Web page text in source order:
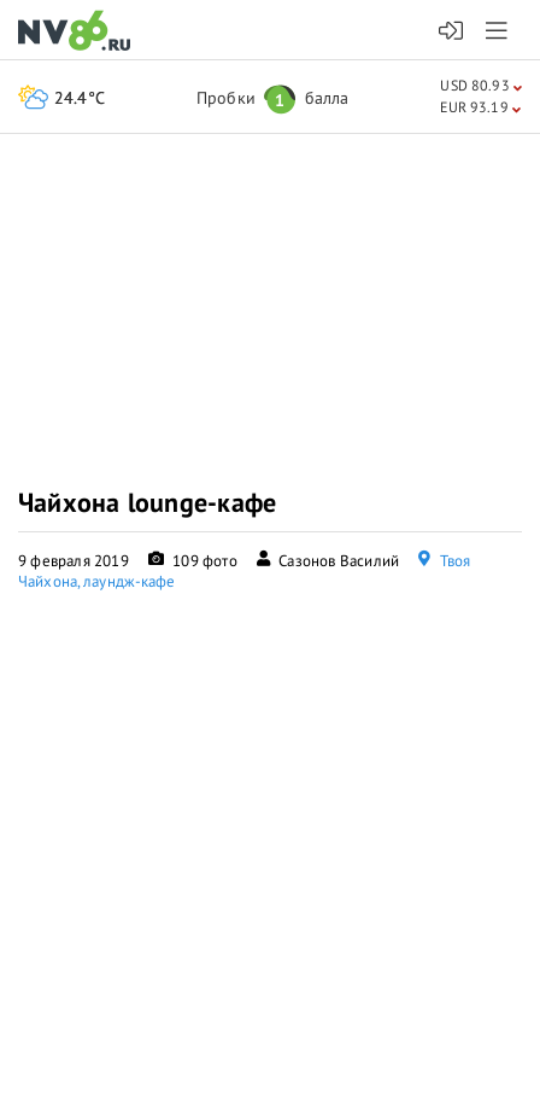
Чайхона lounge-кафе
9 февраля 2019 109 фото Сазонов Василий
Твоя
Чайхона, лаундж-кафе
24.4°C Пробки 1 балла
USD 80.93
EUR 93.19